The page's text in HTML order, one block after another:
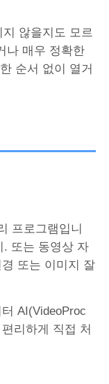
않을지도 모르
나 매우 정확한
순서 없이 열거
프로그램입니
또는 동영상 자
또는 이미지 잘
AI(VideoProc
리하게 직접 처